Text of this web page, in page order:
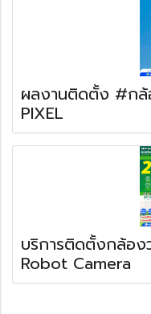
ผลงานติดตั้ง #กล้
PIXEL
บริการติดตั้งกล้อง
Robot Camera